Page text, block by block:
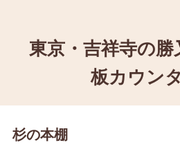
東京・吉祥寺の勝
板カウンタ
杉の本棚